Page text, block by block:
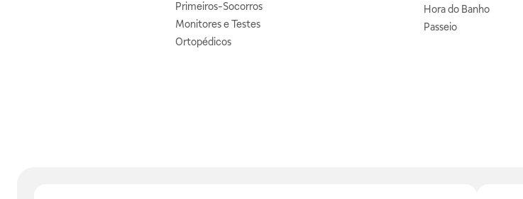
Primeiros-Socorros
Monitores e Testes
Ortopédicos
Hora do Banho
Passeio